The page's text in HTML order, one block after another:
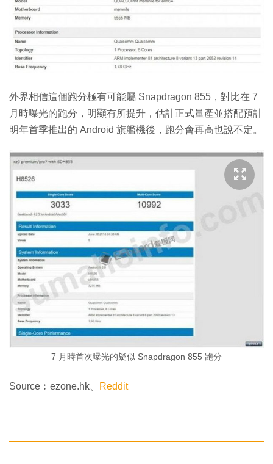
外界相信這個跑分極有可能屬 Snapdragon 855，對比在 7
月時曝光的跑分，明顯有所提升，估計正式量產並搭配預計
明年首季推出的 Android 旗艦機後，跑分會再高也說不定。
7 月時首次曝光的疑似 Snapdragon 855 跑分
Source︰ezone.hk、 Reddit